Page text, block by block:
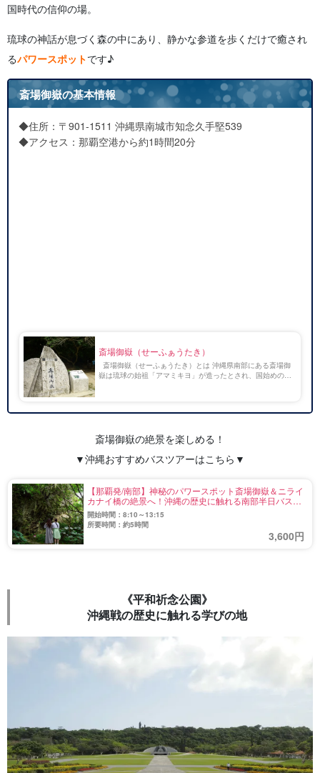
国時代の信仰の場。
琉球の神話が息づく森の中にあり、静かな参道を歩くだけで癒され
るパワースポットです♪
斎場御嶽の基本情報
◆住所：〒901-1511 沖縄県南城市知念久手堅539
◆アクセス：那覇空港から約1時間20分
斎場御嶽（せーふぁうたき）
斎場御嶽（せーふぁうたき）とは 沖縄県南部にある斎場御
嶽は琉球の始祖「アマミキヨ」が造ったとされ、国始めの七
斎場御嶽の絶景を楽しめる！
▼沖縄おすすめバスツアーはこちら▼
【那覇発/南部】神秘のパワースポット斎場御嶽＆ニライ
カナイ橋の絶景へ！沖縄の歴史に触れる南部半日バス旅
☆《斎場御嶽入場券付き》（No.742）
開始時間：8:10～13:15
所要時間：約5時間
3,600円
《平和祈念公園》
沖縄戦の歴史に触れる学びの地